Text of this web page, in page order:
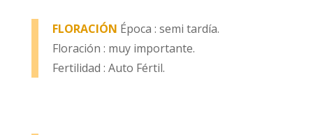
FLORACIÓN Época : semi tardía.
Floración : muy importante.
Fertilidad : Auto Fértil.